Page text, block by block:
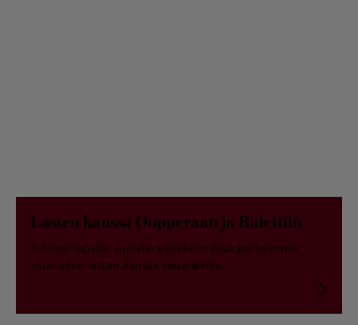
Lasten kanssa Oopperaan ja Balettiin
Tutustu lapsille sopiviin esityksiin sekä parhaimpiin
vinkkeihin lasten kanssa vieraileville.